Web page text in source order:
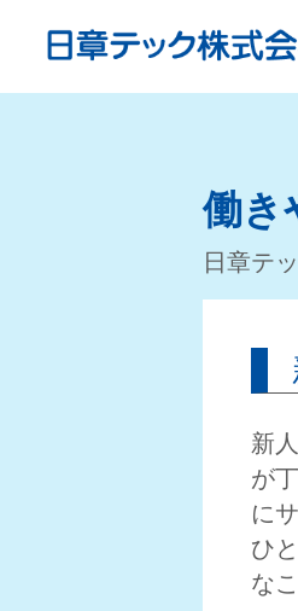
E
働き
日章テ
新
が
に
ひ
な